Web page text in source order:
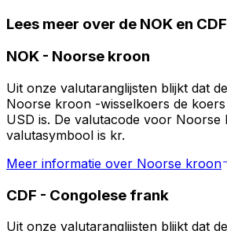
Lees meer over de NOK en CDF
NOK - Noorse kroon
Uit onze valutaranglijsten blijkt dat
Noorse kroon -wisselkoers de
USD is. De valutacode voor Noorse
valutasymbool is kr.
Meer informatie over Noorse kroon
CDF - Congolese frank
Uit onze valutaranglijsten blijkt dat